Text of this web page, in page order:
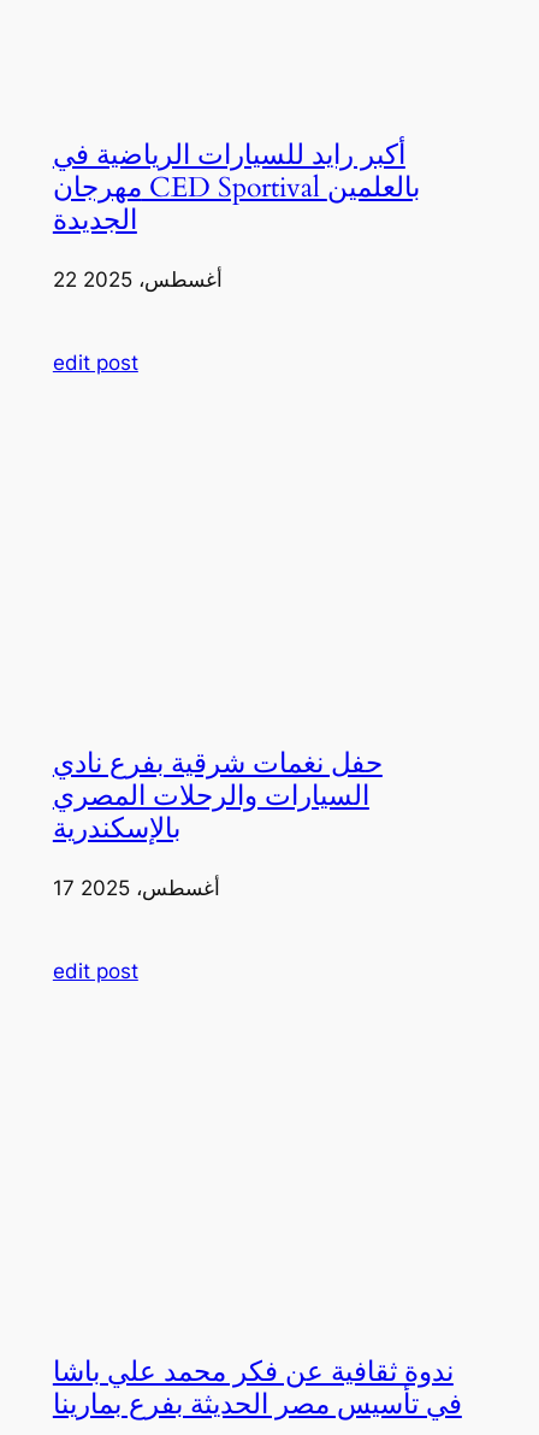
أكبر رايد للسيارات الرياضية في
مهرجان CED Sportival بالعلمين
الجديدة
22 أغسطس، 2025
edit post
حفل نغمات شرقية بفرع نادي
السيارات والرحلات المصري
بالإسكندرية
17 أغسطس، 2025
edit post
ندوة ثقافية عن فكر محمد علي باشا
في تأسيس مصر الحديثة بفرع بمارينا